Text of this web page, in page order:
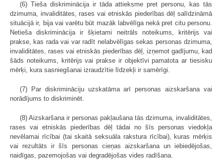
(6) Tieša diskriminācija ir tāda attieksme pret personu, kas tās
dzimuma, invaliditātes, rases vai etniskās piederības dēļ salīdzināmā
situācijā ir, bija vai varētu būt mazāk labvēlīga nekā pret citu personu.
Netieša diskriminācija ir šķietami neitrāls noteikums, kritērijs vai
prakse, kas rada vai var radīt nelabvēlīgas sekas personas dzimuma,
invaliditātes, rases vai etniskās piederības dēļ, izņemot gadījumu, kad
šāds noteikums, kritērijs vai prakse ir objektīvi pamatota ar tiesisku
mērķi, kura sasniegšanai izraudzītie līdzekļi ir samērīgi.
(7) Par diskrimināciju uzskatāma arī personas aizskaršana vai
norādījums to diskriminēt.
(8) Aizskaršana ir personas pakļaušana tās dzimuma, invaliditātes,
rases vai etniskās piederības dēļ tādai no šīs personas viedokļa
nevēlamai rīcībai (tai skaitā seksuāla rakstura rīcībai), kuras mērķis
vai rezultāts ir šīs personas cieņas aizskaršana un iebiedējošas,
naidīgas, pazemojošas vai degradējošas vides radīšana.